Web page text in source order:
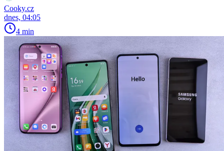
Cooky.cz
dnes, 04:05
4 min